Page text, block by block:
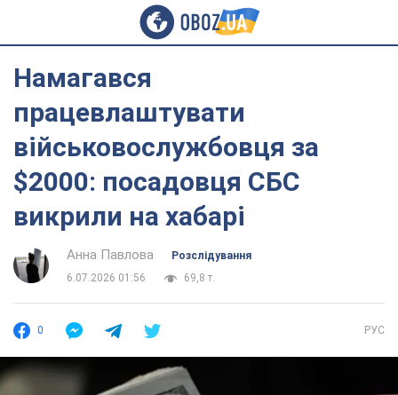
Намагався
працевлаштувати
військовослужбовця за
$2000: посадовця СБС
викрили на хабарі
Анна Павлова
Розслідування
6.07.2026 01:56
69,8 т.
0 РУС